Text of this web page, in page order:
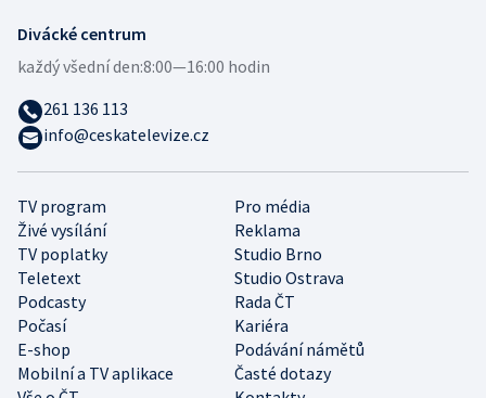
TV program
Pro média
Živé vysílání
Reklama
TV poplatky
Studio Brno
Teletext
Studio Ostrava
Podcasty
Rada ČT
Počasí
Kariéra
E-shop
Podávání námětů
Mobilní a TV aplikace
Časté dotazy
Divácké centrum
každý všední den:8:00—16:00 hodin
261 136 113
info@ceskatelevize.cz